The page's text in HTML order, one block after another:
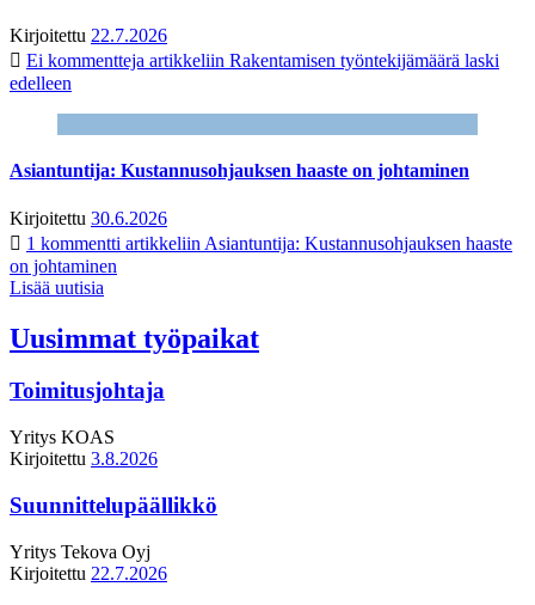
Kirjoitettu 22.7.2026
Ei kommentteja artikkeliin Rakentamisen työntekijämäärä laski
edelleen
Asiantuntija: Kustannusohjauksen haaste on johtaminen
Kirjoitettu 30.6.2026
1 kommentti artikkeliin Asiantuntija: Kustannusohjauksen haaste
on johtaminen
Lisää uutisia
Uusimmat työpaikat
Toimitusjohtaja
Yritys KOAS
Kirjoitettu 3.8.2026
Suunnittelupäällikkö
Yritys Tekova Oyj
Kirjoitettu 22.7.2026